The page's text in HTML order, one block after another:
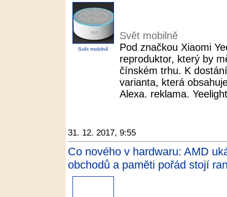
Svět mobilně
Svět mobilně
Pod značkou Xiaomi
reproduktor, který by
čínském trhu. K
varianta, která
Alexa. reklama.
31. 12. 2017, 9:55
Co nového v hardwaru: AMD
obchodů a paměti pořád stojí